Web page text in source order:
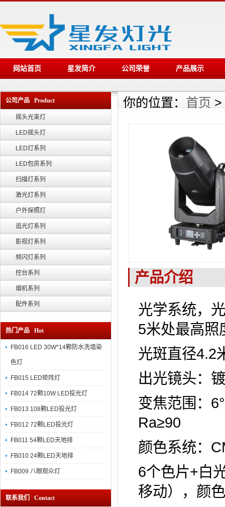
网站首页 星发简介 公司荣誉 产品展示
公司产品 Product
摇头光束灯
LED摇头灯
LED灯系列
LED包房系列
扫描灯系列
激光灯系列
户外探照灯
追光灯系列
影视灯系列
频闪灯系列
控台系列
烟机系列
配件系列
热门产品 Hot
FB016 LED 30W*14颗防水洗墙染
色灯
FB015 LED矩阵灯
FB014 72颗10W LED投光灯
FB013 108颗LED投光灯
FB012 72颗LED投光灯
FB011 54颗LED天地排
FB010 24颗LED天地排
FB009 八眼观众灯
联系我们 Contact
你的位置： 首页 >
产品介绍
光学系统，
5米处最高照
光斑直径4.2
出光镜头：
变焦范围：
Ra≥90
颜色系统：
6个色片+白
移动），颜